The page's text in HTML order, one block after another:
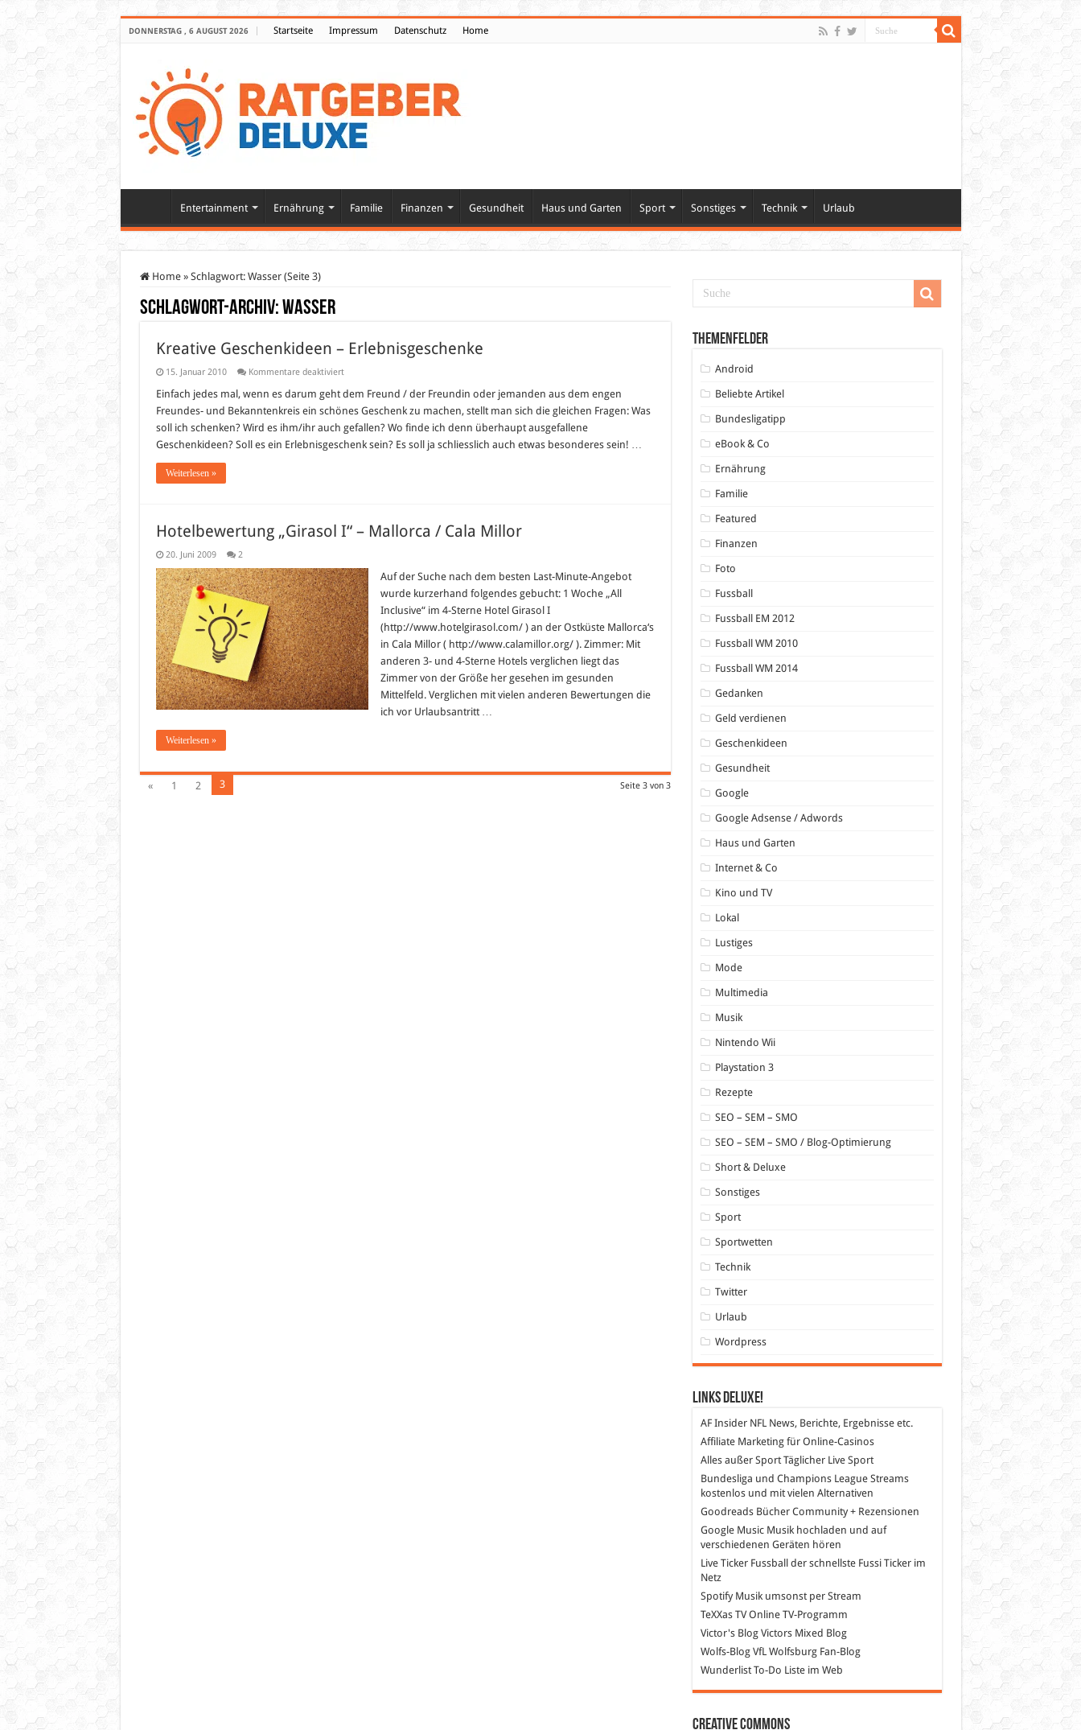
DONNERSTAG , 6 AUGUST 2026 Startseite Impressum Datenschutz Home
Entertainment Ernährung Familie Finanzen Gesundheit Haus und Garten Sport Sonstiges Technik Urlaub
Home » Schlagwort: Wasser(Seite 3)
Schlagwort-Archiv:Wasser
Kreative Geschenkideen – Erlebnisgeschenke
15. Januar 2010 Kommentare deaktiviertfür
Geschenkideen
Erlebnisgeschenke
Einfach jedes mal, wenn es darum geht dem Freund / der Freundin oder jemanden aus dem engen
Freundes- und Bekanntenkreis ein schönes Geschenk zu machen, stellt man sich die gleichen Fragen: Was
soll ich schenken? Wird es ihm/ihr auch gefallen? Wo finde ich denn überhaupt ausgefallene
Geschenkideen? Soll es ein Erlebnisgeschenk sein? Es soll ja schliesslich auch etwas besonderes sein! …
Weiterlesen »
Hotelbewertung „Girasol I“ – Mallorca / Cala Millor
20. Juni 2009 2
Auf der Suche nach dem besten Last-Minute-Angebot
wurde kurzerhand folgendes gebucht: 1 Woche „All
Inclusive“ im 4-Sterne Hotel Girasol I
(http://www.hotelgirasol.com/ ) an der Ostküste Mallorca‘s
in Cala Millor ( http://www.calamillor.org/ ). Zimmer: Mit
anderen 3- und 4-Sterne Hotels verglichen liegt das
Zimmer von der Größe her gesehen im gesunden
Mittelfeld. Verglichen mit vielen anderen Bewertungen die
ich vor Urlaubsantritt …
Weiterlesen »
Seite 3 von 3
« 1 2 3
Themenfelder
Android
Beliebte Artikel
Bundesligatipp
eBook & Co
Ernährung
Familie
Featured
Finanzen
Foto
Fussball
Fussball EM 2012
Fussball WM 2010
Fussball WM 2014
Gedanken
Geld verdienen
Geschenkideen
Gesundheit
Google
Google Adsense / Adwords
Haus und Garten
Internet & Co
Kino und TV
Lokal
Lustiges
Mode
Multimedia
Musik
Nintendo Wii
Playstation 3
Rezepte
SEO – SEM – SMO
SEO – SEM – SMO / Blog-Optimierung
Short & Deluxe
Sonstiges
Sport
Sportwetten
Technik
Twitter
Urlaub
Wordpress
Links DeLuXe!
AF InsiderNFL News, Berichte, Ergebnisse etc.
Affiliate Marketingfür Online-Casinos
Alles außer SportTäglicher Live Sport
Bundesliga und Champions League Streams
kostenlos und mit vielen Alternativen
GoodreadsBücher Community + Rezensionen
Google MusicMusik hochladen und auf
verschiedenen Geräten hören
Live Ticker Fussball
der schnellste Fussi Ticker im
Netz
SpotifyMusik umsonst per Stream
TeXXas TVOnline TV-Programm
Victor's BlogVictors Mixed Blog
Wolfs-BlogVfL Wolfsburg Fan-Blog
WunderlistTo-Do Liste im Web
Creative Commons